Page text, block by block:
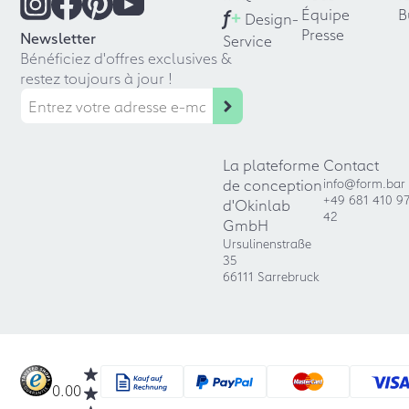
Newsletter
Bénéficiez d'offres exclusives &
restez toujours à jour !
f+ Design-
Service
Équipe
Presse
La plateforme
de conception
d'Okinlab
GmbH
Ursulinenstraße
35
66111 Sarrebruck
Contact
info@form.bar
+49 681 410
42
0.00